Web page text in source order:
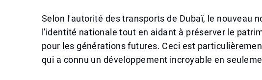
Selon l'autorité des transports de Dubaï, le nouveau
l'identité nationale tout en aidant à préserver le
pour les générations futures. Ceci est
qui a connu un développement incroyable en